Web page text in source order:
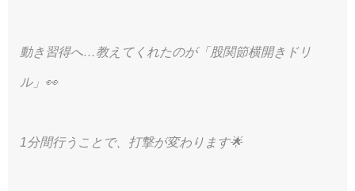
動き習得へ…教えてくれたのが「股関節横開きドリ
ル」👀
1分間行うことで、打撃が変わります🌟